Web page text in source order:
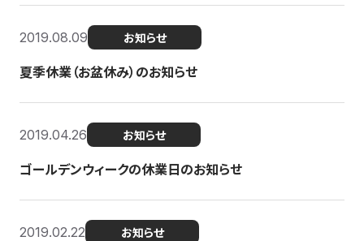
2019.08.09 お知らせ
夏季休業（お盆休み）のお知らせ
2019.04.26 お知らせ
ゴールデンウィークの休業日のお知らせ
2019.02.22 お知らせ